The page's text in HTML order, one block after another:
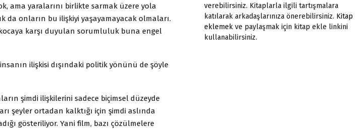
ama yaralarını birlikte sarmak üzere yola
da onların bu ilişkiyi yaşayamayacak olmaları.
karşı duyulan sorumluluk buna engel
ilişkisi dışındaki politik yönünü de şöyle
şimdi ilişkilerini sadece biçimsel düzeyde
şeyler ortadan kalktığı için şimdi aslında
gösteriliyor. Yani film, bazı çözülmelere
verebilirsiniz. Kitaplarla ilgili tartışmalara
katılarak arkadaşlarınıza önerebilirsiniz. Kitap
eklemek ve paylaşmak için kitap ekle linkini
kullanabilirsiniz.